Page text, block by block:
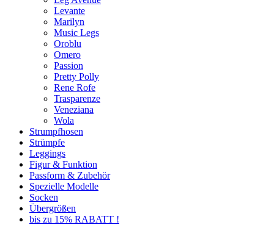
Levante
Marilyn
Music Legs
Oroblu
Omero
Passion
Pretty Polly
Rene Rofe
Trasparenze
Veneziana
Wola
Strumpfhosen
Strümpfe
Leggings
Figur & Funktion
Passform & Zubehör
Spezielle Modelle
Socken
Übergrößen
bis zu 15% RABATT !